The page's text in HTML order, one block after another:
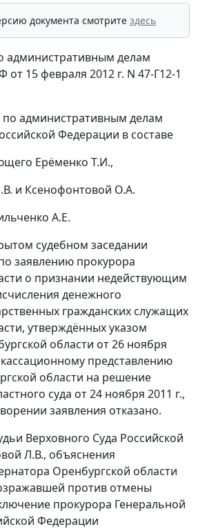
документа смотрите здесь
административным делам
от 15 февраля 2012 г. N 47-Г12-1
по административным делам
Федерации в составе
Ерёменко Т.И.,
и Ксенофонтовой О.А.
А.Е.
судебном заседании
заявлению прокурора
о признании недействующим
денежного
гражданских служащих
утверждённыхуказом
области от 26 ноября
кассационному представлению
области на решение
суда от 24 ноября 2011 г.,
заявления отказано.
Верховного Суда Российской
Л.В., объяснения
Оренбургской области
против отмены
прокурора Генеральной
Федерации